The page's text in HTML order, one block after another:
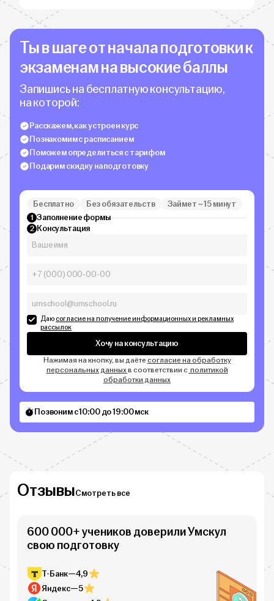
Ты в шаге от начала подготовки к
экзаменам на высокие баллы
Запишись на бесплатную консультацию,
на которой:
Расскажем, как устроен курс
Познакомим с расписанием
Поможем определиться с тарифом
Подарим скидку на подготовку
Бесплатно Без обязательств Займет ~ 15 минут
1 Заполнение формы
2 Консультация
Даюсогласие на получение информационных и рекламных
рассылок
Хочу на консультацию
Нажимая на кнопку, вы даётесогласие на обработку
персональных данныхв соответствии с политикой
обработки данных
Позвоним с 10:00 до 19:00 мск
ОтзывыСмотреть все
600 000+ учеников доверили Умскул
свою подготовку
Т-Банк—4,9
Яндекс—5